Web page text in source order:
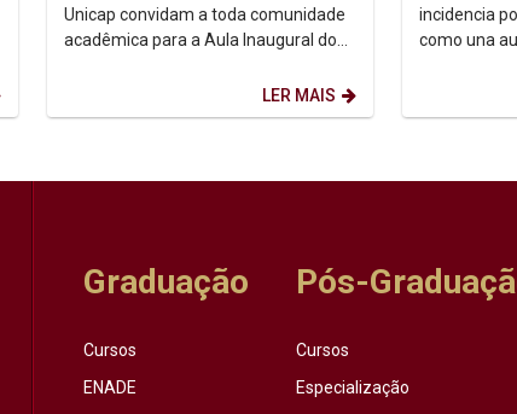
Unicap convidam a toda comunidade
acadêmica para a Aula Inaugural do
LER MAIS
incidencia
como una
Graduação
Cursos
ENADE
Pós-
Cursos
Especialização